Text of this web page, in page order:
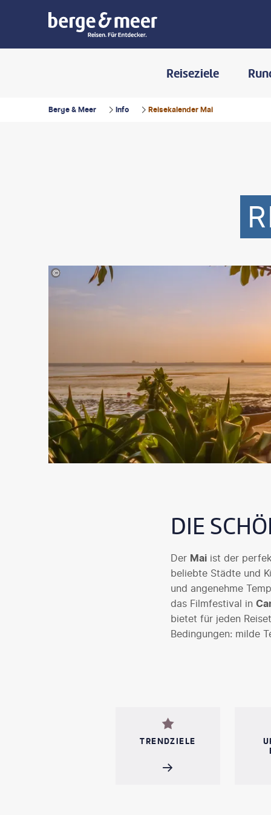
Reiseziele
Berge & Meer Info Reisekalender Mai
©febriyanta - gty
DIE
Der Maiist der
beliebte Städte und
und angenehme
das Filmfestival in
bietet für jeden
Bedingungen: milde
TRENDZIELE